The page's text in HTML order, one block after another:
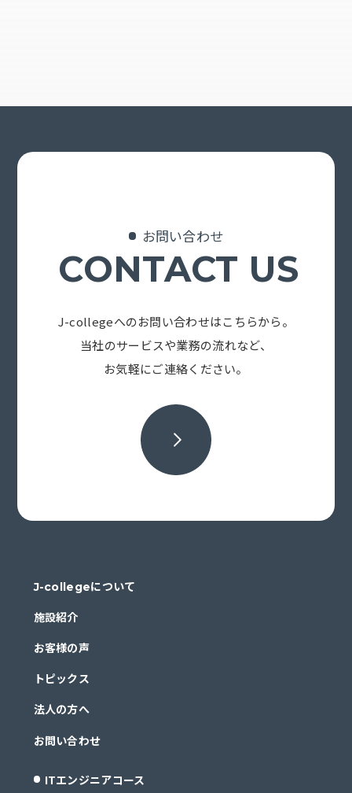
お問い合わせ
CONTACT US
J-collegeへのお問い合わせはこちらから。
当社のサービスや業務の流れなど、
お気軽にご連絡ください。
J-collegeについて
施設紹介
お客様の声
トピックス
法人の方へ
お問い合わせ
ITエンジニアコース